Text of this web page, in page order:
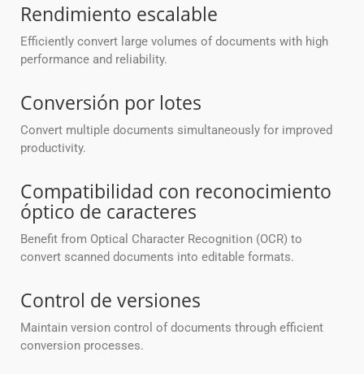
Rendimiento escalable
Efficiently convert large volumes of documents with high
performance and reliability.
Conversión por lotes
Convert multiple documents simultaneously for improved
productivity.
Compatibilidad con reconocimiento
óptico de caracteres
Benefit from Optical Character Recognition (OCR) to
convert scanned documents into editable formats.
Control de versiones
Maintain version control of documents through efficient
conversion processes.